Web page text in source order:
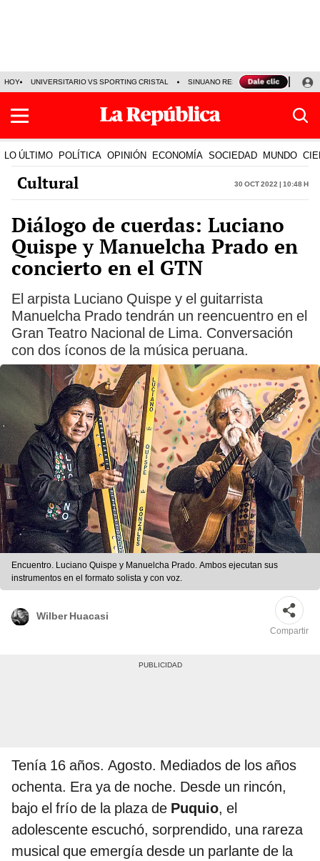
HOY UNIVERSITARIO VS SPORTING CRISTAL SINUANO RESULTADOS HOY
LO ÚLTIMO POLÍTICA OPINIÓN ECONOMÍA SOCIEDAD MUNDO
Cultural 30 Oct 2022 | 10:48 h
Diálogo de cuerdas: Luciano
Quispe y Manuelcha Prado en
concierto en el GTN
El arpista Luciano Quispe y el guitarrista
Manuelcha Prado tendrán un reencuentro en el
Gran Teatro Nacional de Lima. Conversación
con dos íconos de la música peruana.
Encuentro. Luciano Quispe y Manuelcha Prado. Ambos ejecutan sus
instrumentos en el formato solista y con voz.
Wilber Huacasi
Compartir
Tenía 16 años. Agosto. Mediados de los años
ochenta. Era ya de noche. Desde un rincón,
bajo el frío de la plaza de Puquio, el
adolescente escuchó, sorprendido, una rareza
musical que emergía desde un parlante de la